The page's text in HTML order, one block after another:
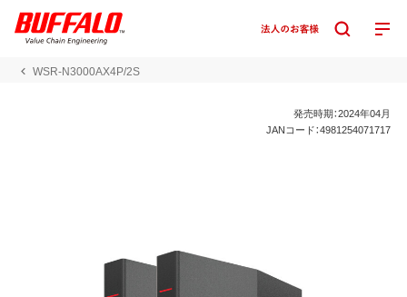
WSR-N3000AX4P/2S
発売時期：2024年04月
JANコード：4981254071717